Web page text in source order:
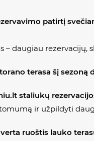
patirtį
– daugiau
terasa šį sezoną
staliukų
ir užpildyti
ruoštis lauko